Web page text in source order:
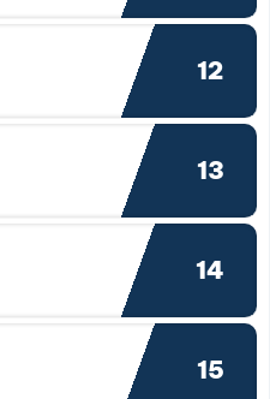
12
13
14
15